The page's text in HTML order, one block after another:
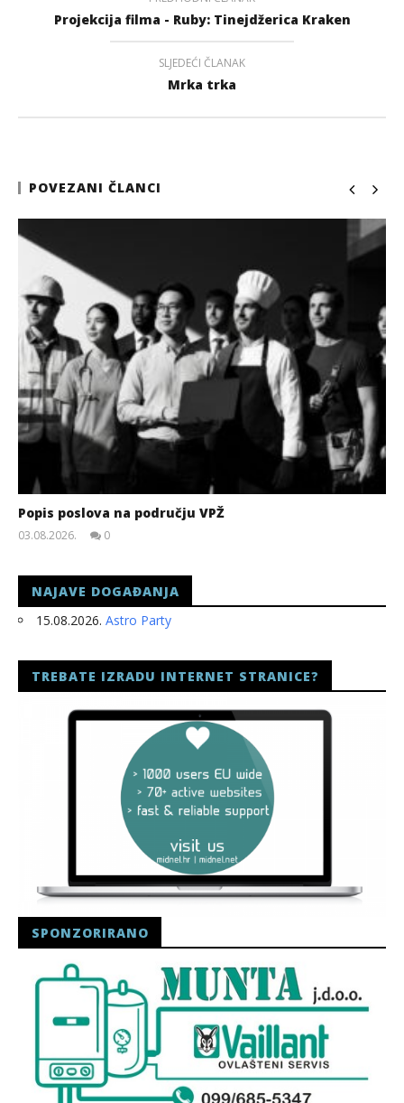
Projekcija filma - Ruby: Tinejdžerica Kraken
SLJEDEĆI ČLANAK
Mrka trka
POVEZANI ČLANCI
Popis poslova na području VPŽ
03.08.2026.
0
NAJAVE DOGAĐANJA
15.08.2026. Astro Party
TREBATE IZRADU INTERNET STRANICE?
SPONZORIRANO